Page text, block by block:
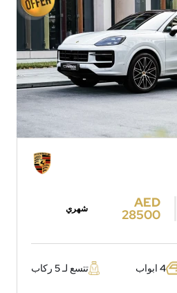
AED
28500 شهري
4 ابواب تتسع لـ 5 ركاب